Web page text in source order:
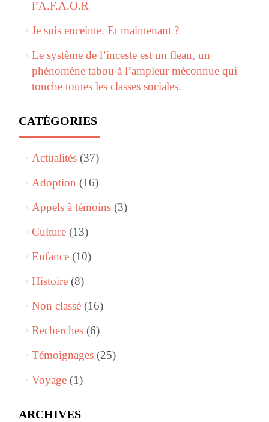
l’A.F.A.O.R
Je suis enceinte. Et maintenant ?
Le système de l’inceste est un fleau, un
phénomène tabou à l’ampleur méconnue qui
touche toutes les classes sociales.
CATÉGORIES
Actualités(37)
Adoption (16)
Appels à témoins(3)
Culture(13)
Enfance(10)
Histoire(8)
Non classé(16)
Recherches(6)
Témoignages(25)
Voyage(1)
ARCHIVES